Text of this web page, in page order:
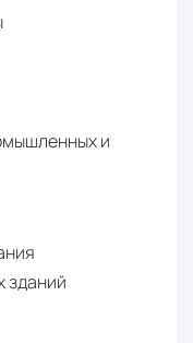
и
зданий